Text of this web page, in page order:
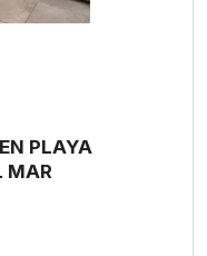
PLAYA
MAR